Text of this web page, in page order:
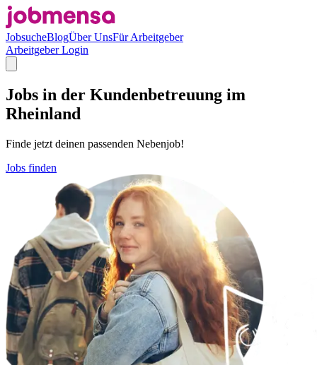
JobsucheBlogÜber UnsFür Arbeitgeber
Arbeitgeber Login
Jobs in der Kundenbetreuung im
Rheinland
Finde jetzt deinen passenden Nebenjob!
Jobs finden